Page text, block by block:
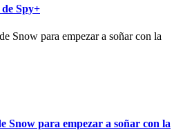
Spy+
Snow para empezar a soñar con la